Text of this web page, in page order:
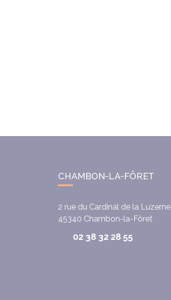
CHAMBON-LA-FÔRET
2 rue du Cardinal de la Luzerne
45340 Chambon-la-Fôret
02 38 32 28 55